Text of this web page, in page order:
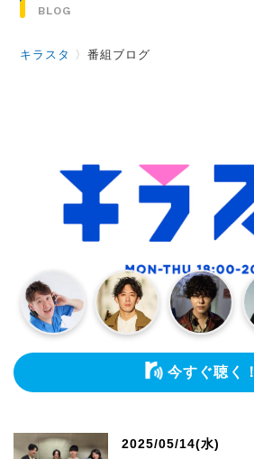
BLOG
キラスタ 〉番組ブログ
今すぐ聴く！
2025/05/14(水)